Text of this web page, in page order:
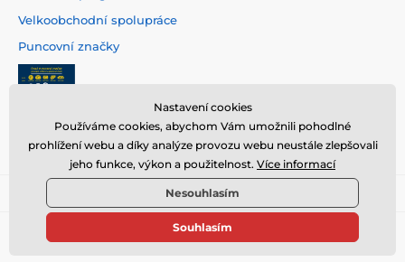
Velkoobchodní spolupráce
Puncovní značky
© 2026 www.hodinarstvi.cz ⦁ E-shop vytvořila SIMPLIA.cz
Nastavení cookies
Používáme cookies, abychom Vám umožnili pohodlné
prohlížení webu a díky analýze provozu webu neustále zlepšovali
jeho funkce, výkon a použitelnost. Více informací
Nesouhlasím
Souhlasím